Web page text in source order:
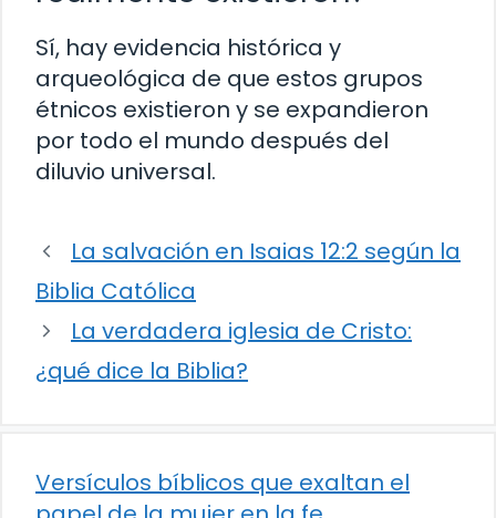
Sí, hay evidencia histórica y
arqueológica de que estos grupos
étnicos existieron y se expandieron
por todo el mundo después del
diluvio universal.
La salvación en Isaias 12:2 según la
Biblia Católica
La verdadera iglesia de Cristo:
¿qué dice la Biblia?
Versículos bíblicos que exaltan el